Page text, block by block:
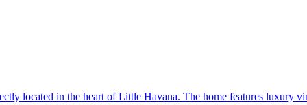
located in the heart of Little Havana. The home features luxury